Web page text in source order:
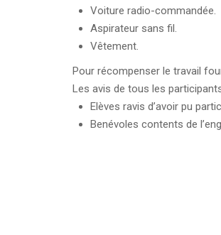
Voiture radio-commandée.
Aspirateur sans fil.
Vêtement.
Pour récompenser le travail
Les avis de tous les
Elèves ravis d’avoir pu
Benévoles contents de